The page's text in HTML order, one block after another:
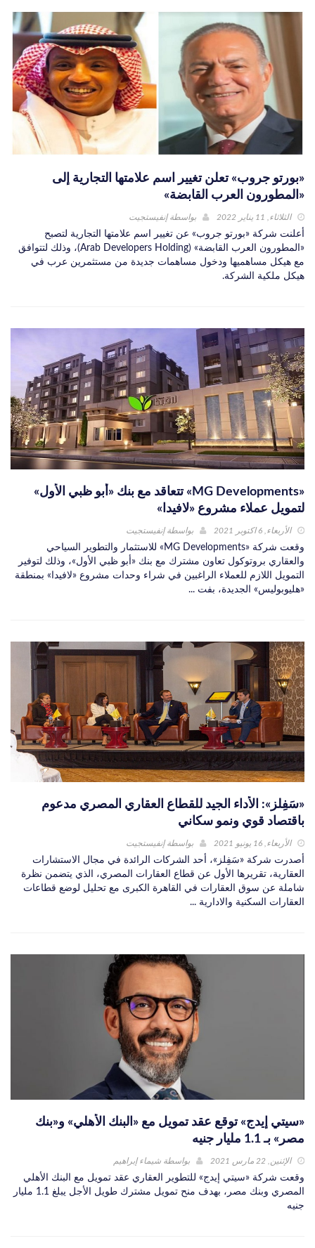
«بورتو جروب» تعلن تغيير اسم علامتها التجارية إلى
«المطورون العرب القابضة»
الثلاثاء, 11 يناير 2022 بواسطةإنفيستجيت
أعلنت شركة «بورتو جروب» عن تغيير اسم علامتها التجارية لتصبح
«المطورون العرب القابضة» (Arab Developers Holding)، وذلك لتتوافق
مع هيكل مساهميها ودخول مساهمات جديدة من مستثمرين عرب في
هيكل ملكية الشركة.
«MG Developments» تتعاقد مع بنك «أبو ظبي الأول»
لتمويل عملاء مشروع «لافيدا»
الأربعاء, 6 اكتوبر 2021 بواسطةإنفيستجيت
وقعت شركة «MG Developments» للاستثمار والتطوير السياحي
والعقاري بروتوكول تعاون مشترك مع بنك «أبو ظبي الأول»، وذلك لتوفير
التمويل اللازم للعملاء الراغبين في شراء وحدات مشروع «لافيدا» بمنطقة
«هليوبوليس» الجديدة، بفت ...
«سَفِلز»: الأداء الجيد للقطاع العقاري المصري مدعوم
باقتصاد قوي ونمو سكاني
الأربعاء, 16 يونيو 2021 بواسطةإنفيستجيت
أصدرت شركة «سَفِلز»، أحد الشركات الرائدة في مجال الاستشارات
العقارية، تقريرها الأول عن قطاع العقارات المصري، الذي يتضمن نظرة
شاملة عن سوق العقارات في القاهرة الكبرى مع تحليل لوضع قطاعات
العقارات السكنية والادارية ...
«سيتي إيدج» توقع عقد تمويل مع «البنك الأهلي» و«بنك
مصر» بـ 1.1 مليار جنيه
الإثنين, 22 مارس 2021 بواسطة شيماء إبراهيم
وقعت شركة «سيتي إيدج» للتطوير العقاري عقد تمويل مع البنك الأهلي
المصري وبنك مصر، بهدف منح تمويل مشترك طويل الأجل يبلغ 1.1 مليار
جنيه